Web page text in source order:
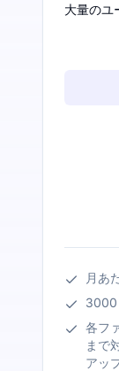
大量のユ
月あ
3000
各フ
まで
アッ